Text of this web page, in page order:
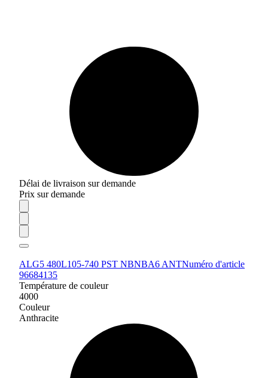
Délai de livraison sur demande
Prix sur demande
ALG5 480L105-740 PST NBNBA6 ANTNuméro d'article
96684135
Température de couleur
4000
Couleur
Anthracite